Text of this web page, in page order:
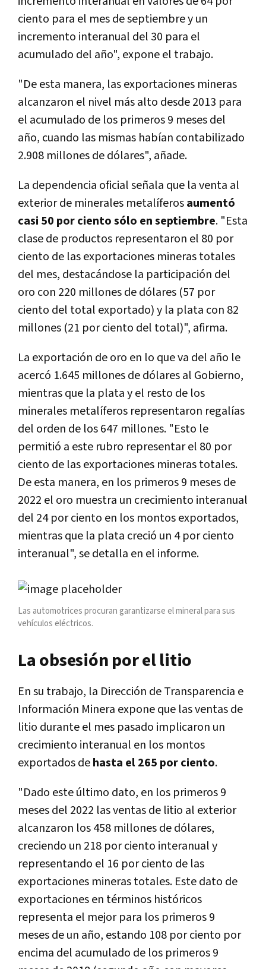
ciento para el mes de septiembre y un
incremento interanual del 30 para el
acumulado del año", expone el trabajo.
"De esta manera, las exportaciones mineras
alcanzaron el nivel más alto desde 2013 para
el acumulado de los primeros 9 meses del
año, cuando las mismas habían contabilizado
2.908 millones de dólares", añade.
La dependencia oficial señala que la venta al
exterior de minerales metalíferosaumentó
casi 50 por ciento sólo en septiembre. "Esta
clase de productos representaron el 80 por
ciento de las exportaciones mineras totales
del mes, destacándose la participación del
oro con 220 millones de dólares (57 por
ciento del total exportado) y la plata con 82
millones (21 por ciento del total)", afirma.
La exportación de oro en lo que va del año le
acercó 1.645 millones de dólares al Gobierno,
mientras que la plata y el resto de los
minerales metalíferos representaron regalías
del orden de los 647 millones. "Esto le
permitió a este rubro representar el 80 por
ciento de las exportaciones mineras totales.
De esta manera, en los primeros 9 meses de
2022 el oro muestra un crecimiento interanual
del 24 por ciento en los montos exportados,
mientras que la plata creció un 4 por ciento
interanual", se detalla en el informe.
Las automotrices procuran garantizarse el mineral para sus
vehículos eléctricos.
La obsesión por el litio
En su trabajo, la Dirección de Transparencia e
Información Minera expone que las ventas de
litio durante el mes pasado implicaron un
crecimiento interanual en los montos
exportados dehasta el 265 por ciento.
"Dado este último dato, en los primeros 9
meses del 2022 las ventas de litio al exterior
alcanzaron los 458 millones de dólares,
creciendo un 218 por ciento interanual y
representando el 16 por ciento de las
exportaciones mineras totales. Este dato de
exportaciones en términos históricos
representa el mejor para los primeros 9
meses de un año, estando 108 por ciento por
encima del acumulado de los primeros 9